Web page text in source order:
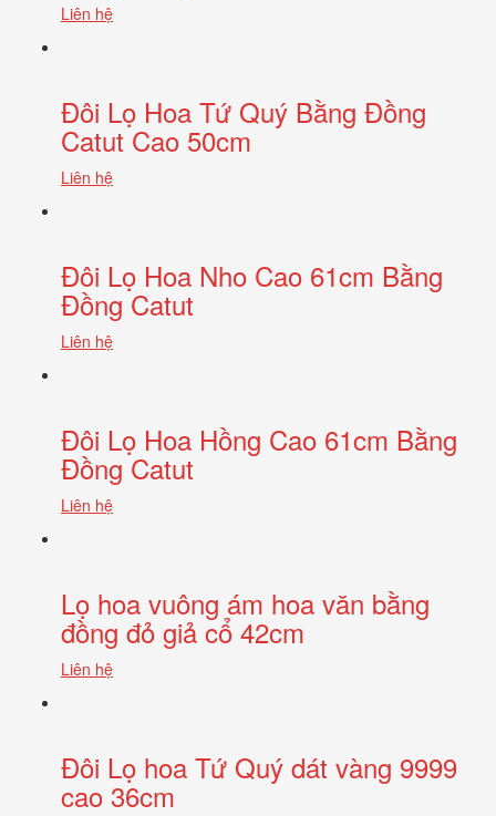
Liên hệ
Đôi Lọ Hoa Tứ Quý Bằng Đồng
Catut Cao 50cm
Liên hệ
Đôi Lọ Hoa Nho Cao 61cm Bằng
Đồng Catut
Liên hệ
Đôi Lọ Hoa Hồng Cao 61cm Bằng
Đồng Catut
Liên hệ
Lọ hoa vuông ám hoa văn bằng
đồng đỏ giả cổ 42cm
Liên hệ
Đôi Lọ hoa Tứ Quý dát vàng 9999
cao 36cm